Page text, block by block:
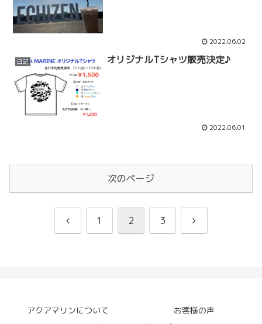
2022.06.02
日記 オリジナルTシャツ販売決定♪
2022.06.01
次のページ
前
1 2 3
次
アクアマリンについて
お客様の声